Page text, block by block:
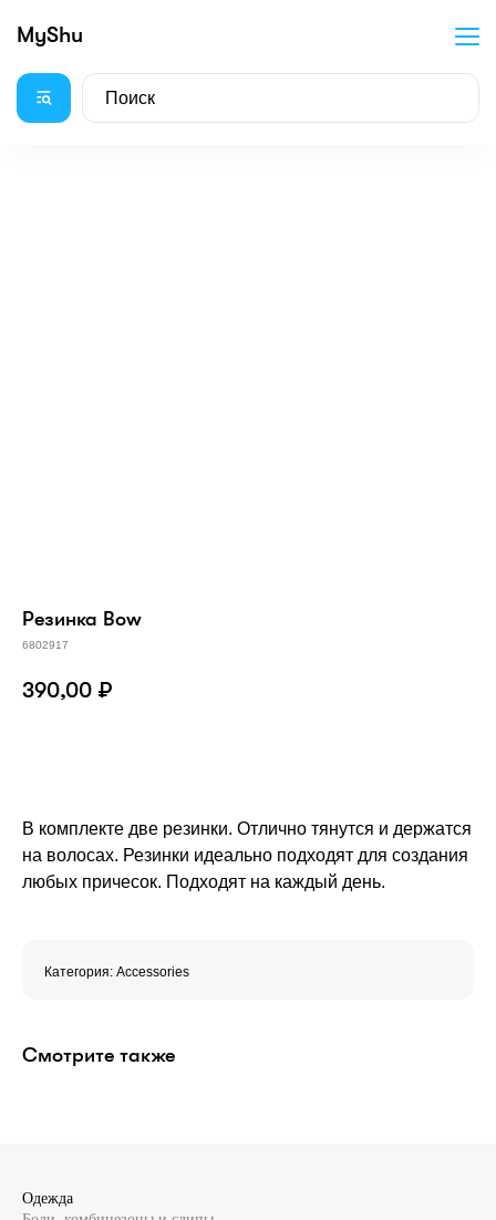
MyShu
Резинка Bow
6802917
390,00 ₽
В комплекте две резинки. Отлично тянутся и держатся
на волосах. Резинки идеально подходят для создания
любых причесок. Подходят на каждый день.
Категория: Accessories
Смотрите также
Одежда